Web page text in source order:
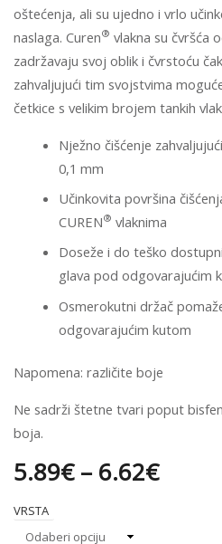
oštećenja, ali su ujedno i vrlo
naslaga. Curen® vlakna su čvršća
zadržavaju svoj oblik i čvrstoću
zahvaljujući tim svojstvima
četkice s velikim brojem tankih
Nježno čišćenje
0,1 mm
Učinkovita površina
CUREN® vlaknima
Doseže i do teško
glava pod odgovarajućim
Osmerokutni držač
odgovarajućim kutom
Napomena: različite boje
Ne sadrži štetne tvari poput
boja.
5.89€– 6.62€
VRSTA